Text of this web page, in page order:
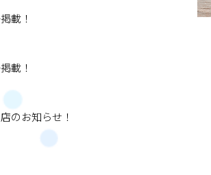
載！
載！
のお知らせ！